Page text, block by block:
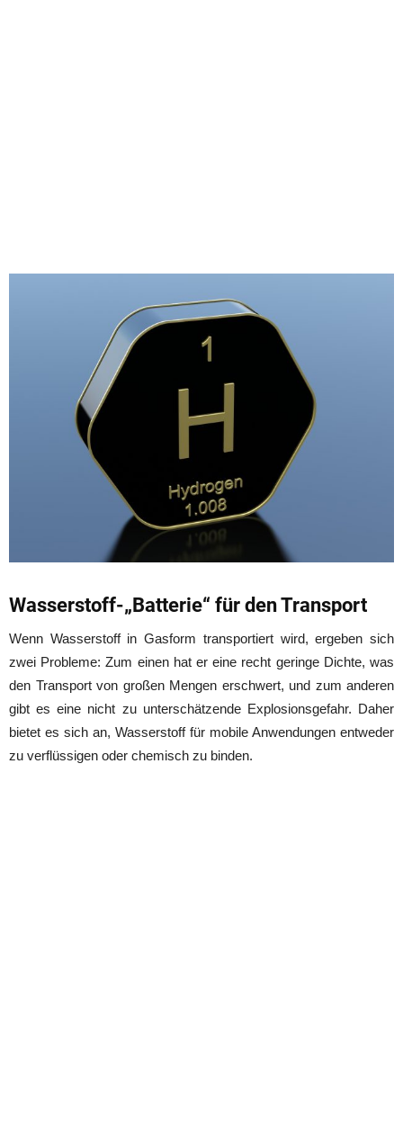
Wasserstoff-„Batterie“ für den Transport
Wenn Wasserstoff in Gasform transportiert wird, ergeben sich
zwei Probleme: Zum einen hat er eine recht geringe Dichte, was
den Transport von großen Mengen erschwert, und zum anderen
gibt es eine nicht zu unterschätzende Explosionsgefahr. Daher
bietet es sich an, Wasserstoff für mobile Anwendungen entweder
zu verflüssigen oder chemisch zu binden.